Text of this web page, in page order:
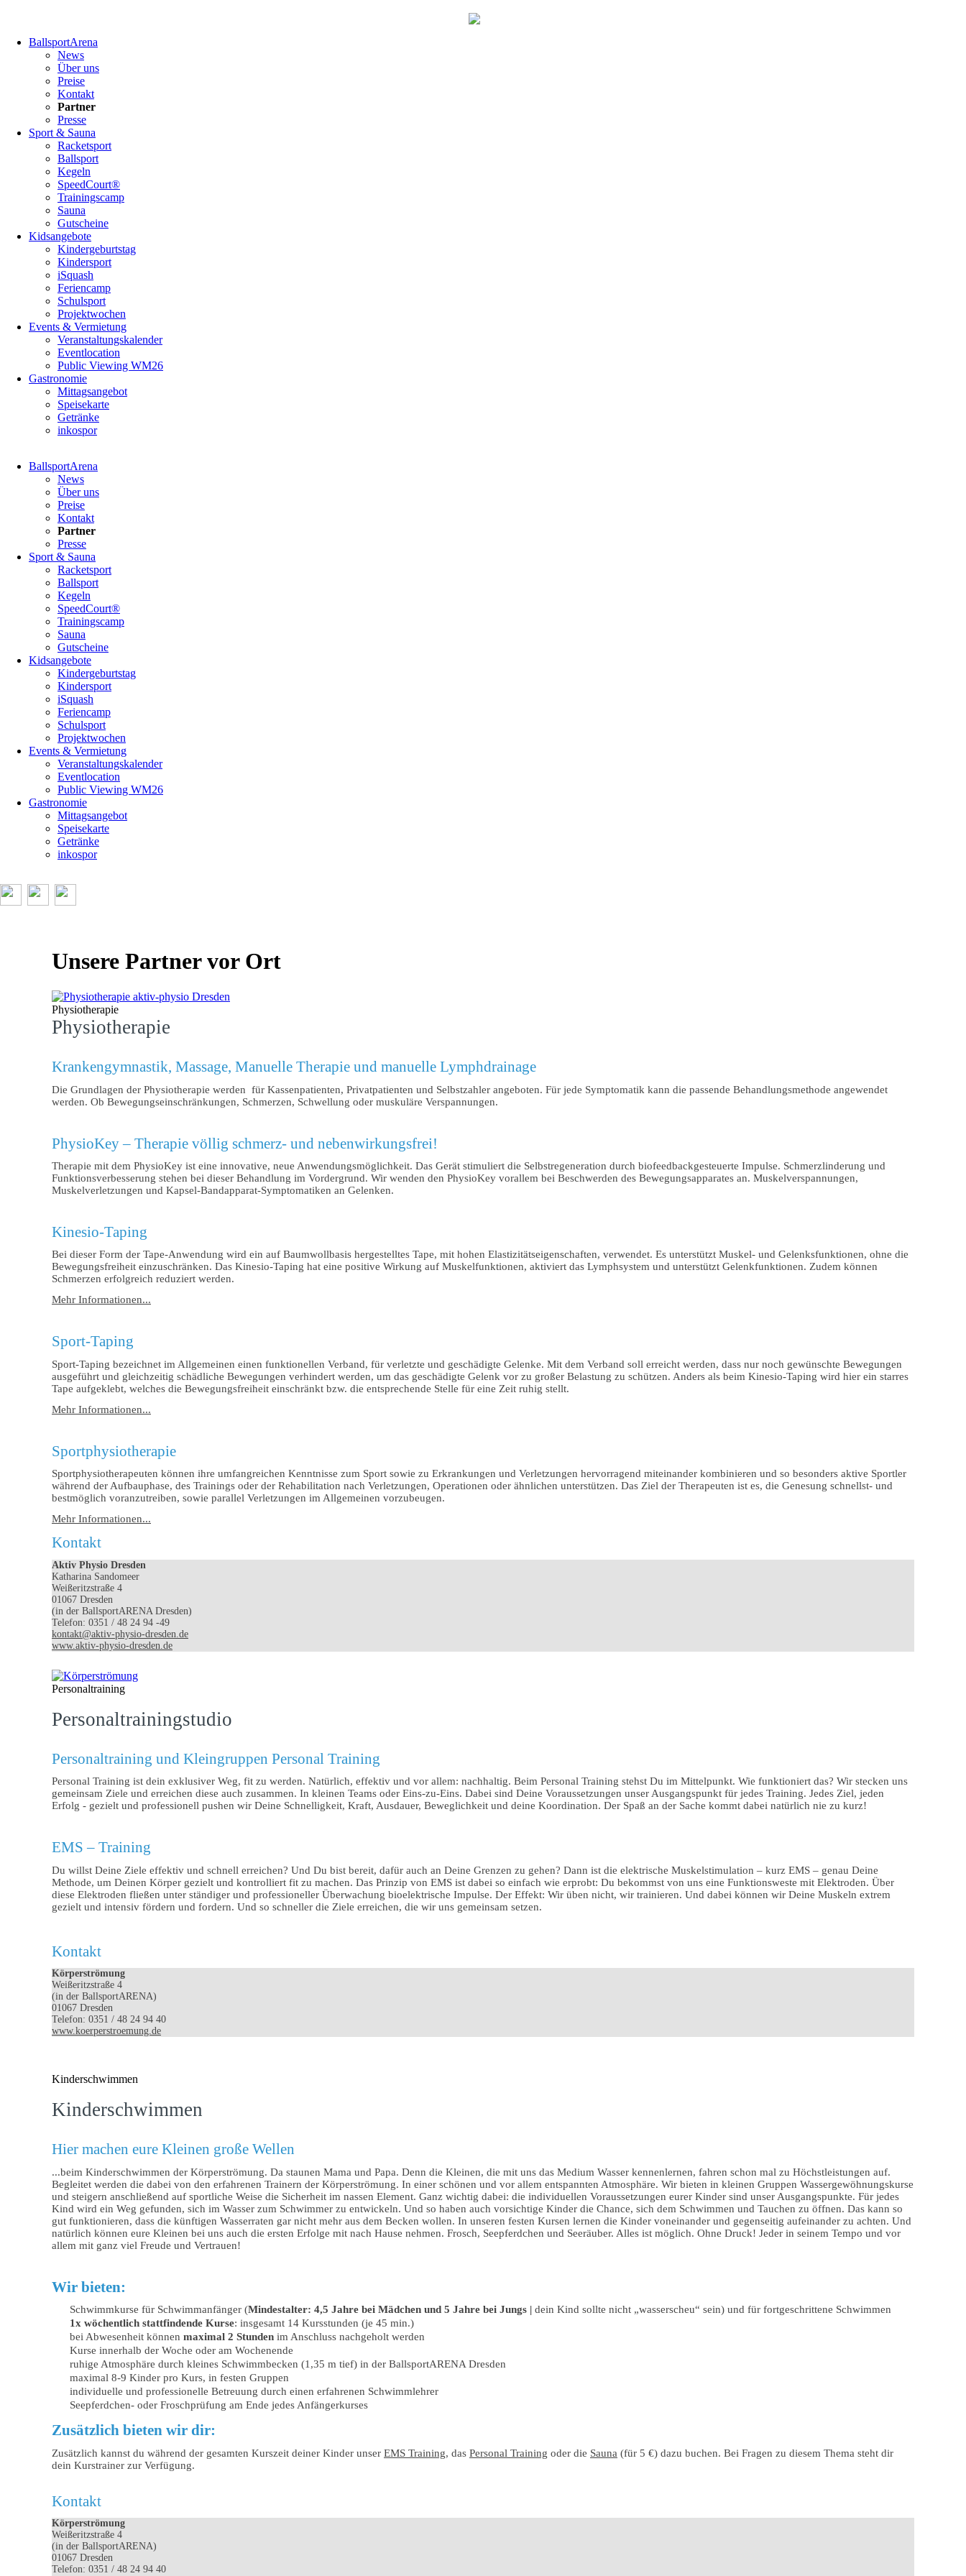
überspringenBallsportArena
News
Über uns
Preise
Kontakt
Partner
Presse
Sport & Sauna
Racketsport
Ballsport
Kegeln
SpeedCourt®
Trainingscamp
Sauna
Gutscheine
Kidsangebote
Kindergeburtstag
Kindersport
iSquash
Feriencamp
Schulsport
Projektwochen
Events & Vermietung
Veranstaltungskalender
Eventlocation
Public Viewing WM26
Gastronomie
Mittagsangebot
Speisekarte
Getränke
inkospor
überspringenBallsportArena
News
Über uns
Preise
Kontakt
Partner
Presse
Sport & Sauna
Racketsport
Ballsport
Kegeln
SpeedCourt®
Trainingscamp
Sauna
Gutscheine
Kidsangebote
Kindergeburtstag
Kindersport
iSquash
Feriencamp
Schulsport
Projektwochen
Events & Vermietung
Veranstaltungskalender
Eventlocation
Public Viewing WM26
Gastronomie
Mittagsangebot
Speisekarte
Getränke
inkospor
Unsere Partner vor Ort
Physiotherapie
Physiotherapie
Krankengymnastik, Massage, Manuelle Therapie und manuelle Lymphdrainage
Die Grundlagen der Physiotherapie werden für Kassenpatienten, Privatpatienten und Selbstzahler angeboten. Für jede Symptomatik kann die passende Behandlungsmethode angewendet
werden. Ob Bewegungseinschränkungen, Schmerzen, Schwellung oder muskuläre Verspannungen.
PhysioKey – Therapie völlig schmerz- und nebenwirkungsfrei!
Therapie mit dem PhysioKey ist eine innovative, neue Anwendungsmöglichkeit. Das Gerät stimuliert die Selbstregeneration durch biofeedbackgesteuerte Impulse. Schmerzlinderung und
Funktionsverbesserung stehen bei dieser Behandlung im Vordergrund. Wir wenden den PhysioKey vorallem bei Beschwerden des Bewegungsapparates an. Muskelverspannungen,
Muskelverletzungen und Kapsel-Bandapparat-Symptomatiken an Gelenken.
Kinesio-Taping
Bei dieser Form der Tape-Anwendung wird ein auf Baumwollbasis hergestelltes Tape, mit hohen Elastizitätseigenschaften, verwendet. Es unterstützt Muskel- und Gelenksfunktionen, ohne die
Bewegungsfreiheit einzuschränken. Das Kinesio-Taping hat eine positive Wirkung auf Muskelfunktionen, aktiviert das Lymphsystem und unterstützt Gelenkfunktionen. Zudem können
Schmerzen erfolgreich reduziert werden.
Mehr Informationen...
Sport-Taping
Sport-Taping bezeichnet im Allgemeinen einen funktionellen Verband, für verletzte und geschädigte Gelenke. Mit dem Verband soll erreicht werden, dass nur noch gewünschte Bewegungen
ausgeführt und gleichzeitig schädliche Bewegungen verhindert werden, um das geschädigte Gelenk vor zu großer Belastung zu schützen. Anders als beim Kinesio-Taping wird hier ein starres
Tape aufgeklebt, welches die Bewegungsfreiheit einschränkt bzw. die entsprechende Stelle für eine Zeit ruhig stellt.
Mehr Informationen...
Sportphysiotherapie
Sportphysiotherapeuten können ihre umfangreichen Kenntnisse zum Sport sowie zu Erkrankungen und Verletzungen hervorragend miteinander kombinieren und so besonders aktive Sportler
während der Aufbauphase, des Trainings oder der Rehabilitation nach Verletzungen, Operationen oder ähnlichen unterstützen. Das Ziel der Therapeuten ist es, die Genesung schnellst- und
bestmöglich voranzutreiben, sowie parallel Verletzungen im Allgemeinen vorzubeugen.
Mehr Informationen...
Kontakt
Aktiv Physio Dresden
Katharina Sandomeer
Weißeritzstraße 4
01067 Dresden
(in der BallsportARENA Dresden)
Telefon: 0351 / 48 24 94 -49
kontakt@aktiv-physio-dresden.de
www.aktiv-physio-dresden.de
Personaltraining
Personaltrainingstudio
Personaltraining und Kleingruppen Personal Training
Personal Training ist dein exklusiver Weg, fit zu werden. Natürlich, effektiv und vor allem: nachhaltig. Beim Personal Training stehst Du im Mittelpunkt. Wie funktioniert das? Wir stecken uns
gemeinsam Ziele und erreichen diese auch zusammen. In kleinen Teams oder Eins-zu-Eins. Dabei sind Deine Voraussetzungen unser Ausgangspunkt für jedes Training. Jedes Ziel, jeden
Erfolg - gezielt und professionell pushen wir Deine Schnelligkeit, Kraft, Ausdauer, Beweglichkeit und deine Koordination. Der Spaß an der Sache kommt dabei natürlich nie zu kurz!
EMS – Training
Du willst Deine Ziele effektiv und schnell erreichen? Und Du bist bereit, dafür auch an Deine Grenzen zu gehen? Dann ist die elektrische Muskelstimulation – kurz EMS – genau Deine
Methode, um Deinen Körper gezielt und kontrolliert fit zu machen. Das Prinzip von EMS ist dabei so einfach wie erprobt: Du bekommst von uns eine Funktionsweste mit Elektroden. Über
diese Elektroden fließen unter ständiger und professioneller Überwachung bioelektrische Impulse. Der Effekt: Wir üben nicht, wir trainieren. Und dabei können wir Deine Muskeln extrem
gezielt und intensiv fördern und fordern. Und so schneller die Ziele erreichen, die wir uns gemeinsam setzen.
Kontakt
Körperströmung
Weißeritzstraße 4
(in der BallsportARENA)
01067 Dresden
Telefon: 0351 / 48 24 94 40
www.koerperstroemung.de
Kinderschwimmen
Kinderschwimmen
Hier machen eure Kleinen große Wellen
...beim Kinderschwimmen der Körperströmung. Da staunen Mama und Papa. Denn die Kleinen, die mit uns das Medium Wasser kennenlernen, fahren schon mal zu Höchstleistungen auf.
Begleitet werden die dabei von den erfahrenen Trainern der Körperströmung. In einer schönen und vor allem entspannten Atmosphäre. Wir bieten in kleinen Gruppen Wassergewöhnungskurse
und steigern anschließend auf sportliche Weise die Sicherheit im nassen Element. Ganz wichtig dabei: die individuellen Voraussetzungen eurer Kinder sind unser Ausgangspunkte. Für jedes
Kind wird ein Weg gefunden, sich im Wasser zum Schwimmer zu entwickeln. Und so haben auch vorsichtige Kinder die Chance, sich dem Schwimmen und Tauchen zu öffnen. Das kann so
gut funktionieren, dass die künftigen Wasserraten gar nicht mehr aus dem Becken wollen. In unseren festen Kursen lernen die Kinder voneinander und gegenseitig aufeinander zu achten. Und
natürlich können eure Kleinen bei uns auch die ersten Erfolge mit nach Hause nehmen. Frosch, Seepferdchen und Seeräuber. Alles ist möglich. Ohne Druck! Jeder in seinem Tempo und vor
allem mit ganz viel Freude und Vertrauen!
Wir bieten:
Schwimmkurse für Schwimmanfänger (Mindestalter: 4,5 Jahre bei Mädchen und 5 Jahre bei Jungs | dein Kind sollte nicht „wasserscheu“ sein) und für fortgeschrittene Schwimmen
1x wöchentlich stattfindende Kurse: insgesamt 14 Kursstunden (je 45 min.)
bei Abwesenheit können maximal 2 Stunden im Anschluss nachgeholt werden
Kurse innerhalb der Woche oder am Wochenende
ruhige Atmosphäre durch kleines Schwimmbecken (1,35 m tief) in der BallsportARENA Dresden
maximal 8-9 Kinder pro Kurs, in festen Gruppen
individuelle und professionelle Betreuung durch einen erfahrenen Schwimmlehrer
Seepferdchen- oder Froschprüfung am Ende jedes Anfängerkurses
Zusätzlich bieten wir dir:
Zusätzlich kannst du während der gesamten Kurszeit deiner Kinder unser EMS Training, das Personal Training oder die Sauna (für 5 €) dazu buchen. Bei Fragen zu diesem Thema steht dir
dein Kurstrainer zur Verfügung.
Kontakt
Körperströmung
Weißeritzstraße 4
(in der BallsportARENA)
01067 Dresden
Telefon: 0351 / 48 24 94 40